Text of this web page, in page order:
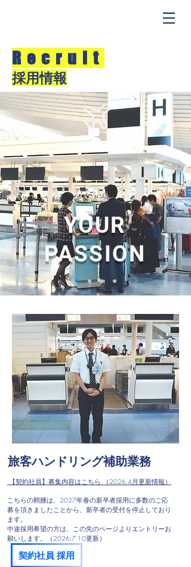
Recruit
採用情報
YOUR
PASSION
旅客ハンドリング補助業務​
​ 【契約社員】募集内容はこちら （2026.4月更新情報）
こちらの鞘腫は、2027年春の新卒者採用に多数のご応
募を頂きましたことから、 新卒者の受付を停止しており
ます。
中途採用希望の方は、この先のページよりエントリーお
願いします。（2026.7.10更新）
契約社員 採用